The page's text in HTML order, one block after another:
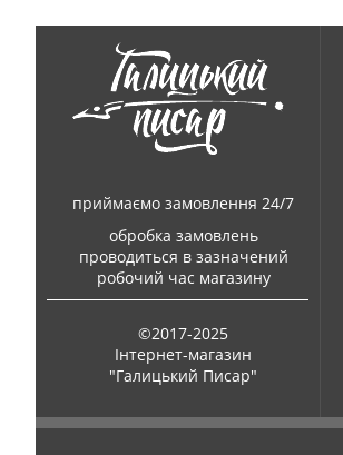
приймаємо замовлення 24/7
обробка замовлень
проводиться в зазначений
робочий час магазину
©2017-2025
Інтернет-магазин
"Галицький Писар"